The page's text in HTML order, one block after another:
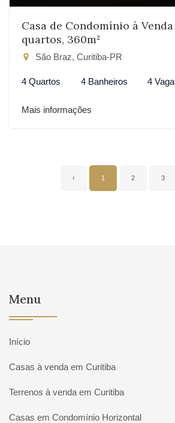
Casa de Condomínio à
quartos, 360m²
São Braz, Curitiba-PR
4 Quartos 4 Banheiros 4
Mais informações
‹ 1 2 3
Menu
Início
Casas à venda em Curitiba
Terrenos à venda em Curitiba
Casas em Condomínio Horizontal